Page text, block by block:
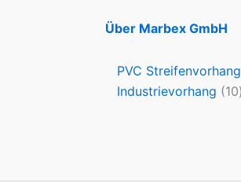
Über Marbex GmbH
PVC Streifenvorhang
Industrievorhang 10